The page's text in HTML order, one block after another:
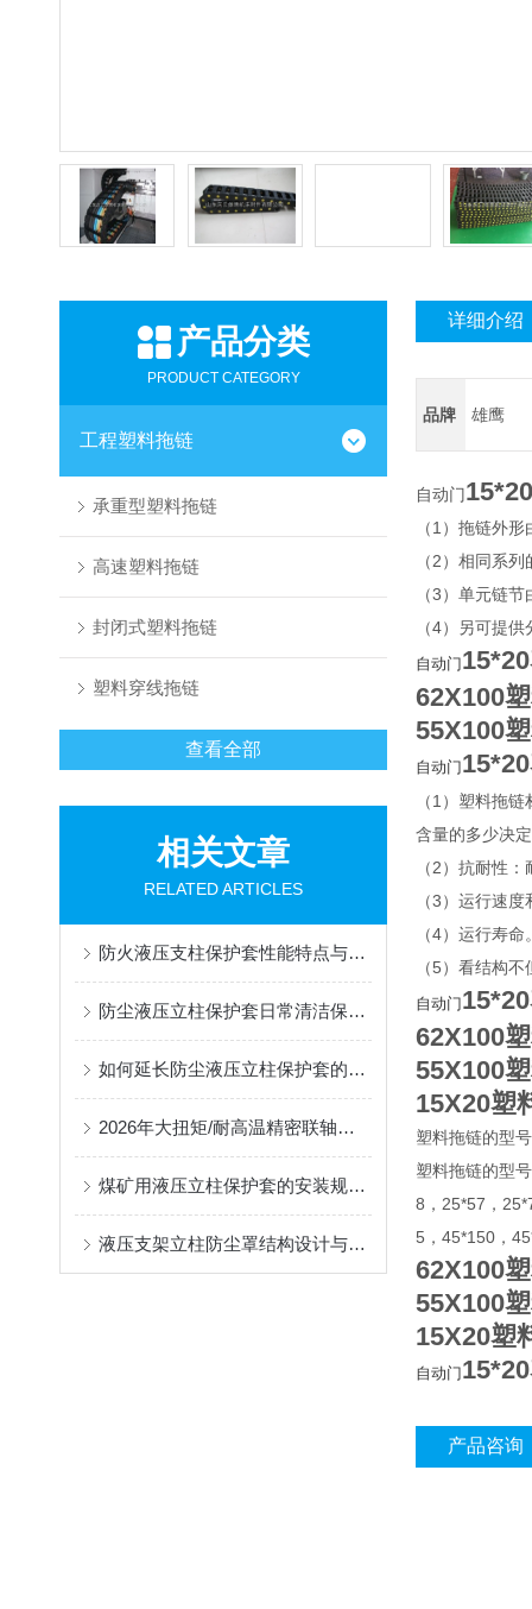
产品分类
PRODUCT CATEGORY
工程塑料拖链
承重型塑料拖链
高速塑料拖链
封闭式塑料拖链
塑料穿线拖链
查看全部
相关文章
RELATED ARTICLES
防火液压支柱保护套性能特点与阻燃防护应用
防尘液压立柱保护套日常清洁保养与更换规范
如何延长防尘液压立柱保护套的使用寿命？
2026年大扭矩/耐高温精密联轴器定制找哪家？能实现精准定制的优质厂家盘点
煤矿用液压立柱保护套的安装规范与使用寿命提升方案
液压支架立柱防尘罩结构设计与密封防护原理
详细介绍
品牌 雄鹰
自动门
（1）拖链外
（2）相同系
（3）单元链
（4）另可提
自动门
62X100
55X100
自动门
（1）塑料拖
含量的多少决
（2）抗耐性
（3）运行速
（4）运行寿命
（5）看结构
自动门
62X100
55X100
15X20塑
塑料拖链的型
塑料拖链的型
8，25*57，
5，45*150，
62X100
55X100
15X20塑
自动门
产品咨询